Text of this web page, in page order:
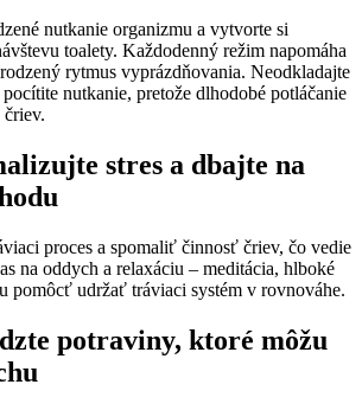
nutkanie organizmu a vytvorte si
toalety. Každodenný režim napomáha
rytmus vyprázdňovania. Neodkladajte
nutkanie, pretože dlhodobé potláčanie
stres a dbajte na
proces a spomaliť činnosť čriev, čo vedie
na oddych a relaxáciu – meditácia, hlboké
pomôcť udržať tráviaci systém v rovnováhe.
potraviny, ktoré môžu